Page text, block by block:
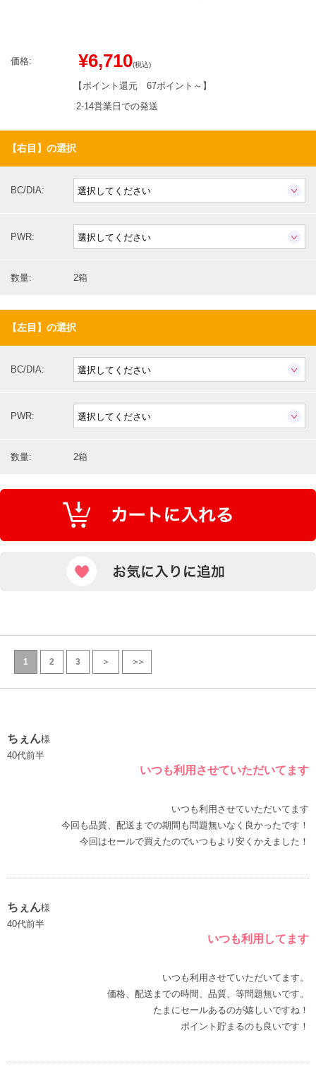
価格: ¥6,710(税込)
【ポイント還元 67ポイント～ 】
2-14営業日での発送
【右目】の選択
BC/DIA:
PWR:
数量: 2箱
【左目】の選択
BC/DIA:
PWR:
数量: 2箱
1 2 3 ＞ ＞＞
ちぇん様
40代前半
いつも利用させていただいてます
いつも利用させていただいてます
今回も品質、配送までの期間も問題無いなく良かったです！
今回はセールで買えたのでいつもより安くかえました！
ちぇん様
40代前半
いつも利用してます
いつも利用させていただいてます。
価格、配送までの時間、品質、等問題無いです。
たまにセールあるのが嬉しいですね！